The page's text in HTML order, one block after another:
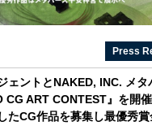
Press
ェントとNAKED, INC. メタ
CG ART CONTEST』を開
たCG作品を募集し最優秀